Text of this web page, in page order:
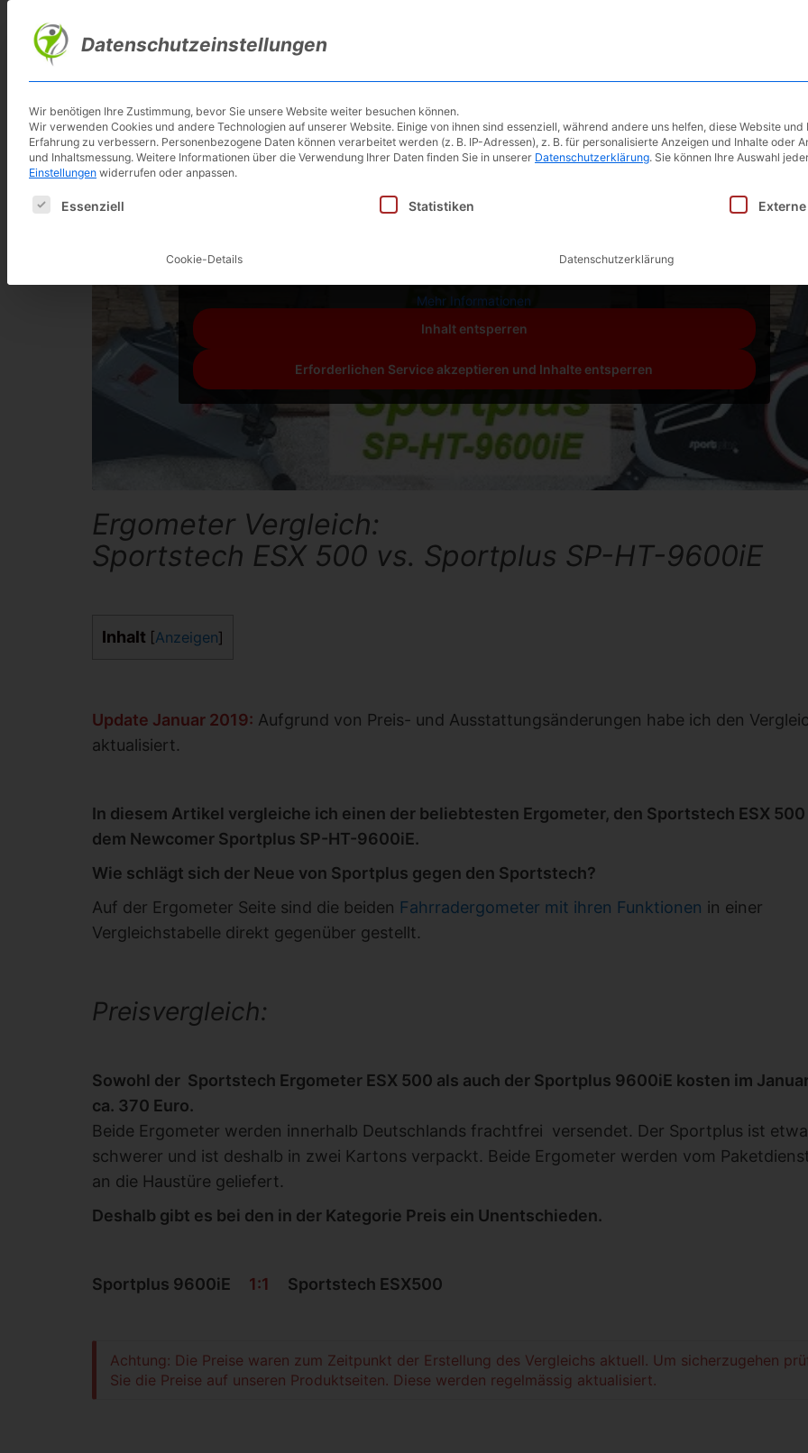
content
zuzugreifen, klicken Sie auf die Schaltfläche unten. Bitte beachten Sie, dass dabei Daten an
Mehr Informationen
Inhalt entsperren
Erforderlichen Service akzeptieren und Inhalte entsperren
Ergometer Vergleich:
Sportstech ESX 500 vs. Sportplus SP-HT-9600iE
Inhalt [Anzeigen]
Update Januar 2019: Aufgrund von Preis- und Ausstattungsänderungen habe ich den
aktualisiert.
In diesem Artikel vergleiche ich einen der beliebtesten Ergometer, den Sportstech ESX
dem Newcomer Sportplus SP-HT-9600iE.
Wie schlägt sich der Neue von Sportplus gegen den Sportstech?
Auf der Ergometer Seite sind die beiden Fahrradergometer mit ihren Funktionen in einer
Vergleichstabelle direkt gegenüber gestellt.
Preisvergleich:
Sowohl der Sportstech Ergometer ESX 500 als auch der Sportplus 9600iE kosten im
ca. 370 Euro.
Beide Ergometer werden innerhalb Deutschlands frachtfrei versendet. Der Sportplus ist
schwerer und ist deshalb in zwei Kartons verpackt. Beide Ergometer werden vom
an die Haustüre geliefert.
Deshalb gibt es bei den in der Kategorie Preis ein Unentschieden.
Sportplus 9600iE 1:1 Sportstech ESX500
Achtung: Die Preise waren zum Zeitpunkt der Erstellung des Vergleichs aktuell. Um sicherzugehen
Sie die Preise auf unseren Produktseiten. Diese werden regelmässig aktualisiert.
Datenschutzeinstellungen
Wir benötigen Ihre Zustimmung, bevor Sie unsere Website weiter besuchen können.
Wir verwenden Cookies und andere Technologien auf unserer Website. Einige von ihnen sind essenziell, während andere uns helfen, diese Website und
Erfahrung zu verbessern. Personenbezogene Daten können verarbeitet werden (z. B. IP-Adressen), z. B. für personalisierte Anzeigen und Inhalte oder
und Inhaltsmessung. Weitere Informationen über die Verwendung Ihrer Daten finden Sie in unserer Datenschutzerklärung. Sie können Ihre Auswahl
Einstellungen widerrufen oder anpassen.
Es folgt eine Liste der Service-Gruppen, für die eine Einwilligung erteilt werden kann. Die erste Service-Gruppe
Essenziell Statistiken
Cookie-Details Datenschutzerklärung